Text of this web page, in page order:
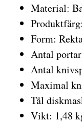
Material:
Form:
Antal
Antal
Maximal
Tål
Vikt: 1,48